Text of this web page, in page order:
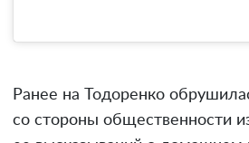
Ранее на Тодоренко
со стороны общественности